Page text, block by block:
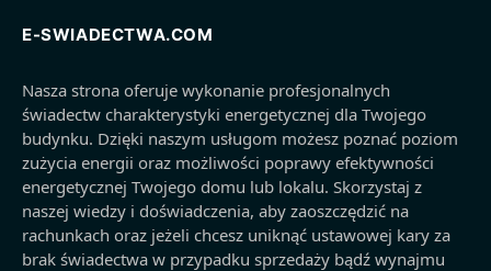
E-SWIADECTWA.COM
Nasza strona oferuje wykonanie profesjonalnych
świadectw charakterystyki energetycznej dla Twojego
budynku. Dzięki naszym usługom możesz poznać poziom
zużycia energii oraz możliwości poprawy efektywności
energetycznej Twojego domu lub lokalu. Skorzystaj z
naszej wiedzy i doświadczenia, aby zaoszczędzić na
rachunkach oraz jeżeli chcesz uniknąć ustawowej kary za
brak świadectwa w przypadku sprzedaży bądź wynajmu